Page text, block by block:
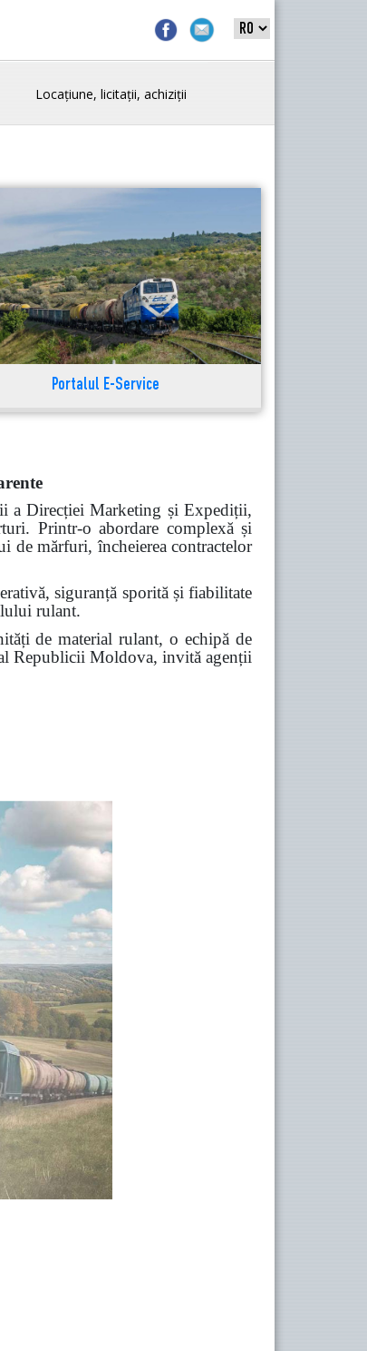
Locațiune, licitații, achiziții
Portalul E-Service
a Direcției Marketing și Expediții,
Printr-o abordare complexă și
de mărfuri, încheierea contractelor
siguranță sporită și fiabilitate
rulant.
de material rulant, o echipă de
al Republicii Moldova, invită agenții